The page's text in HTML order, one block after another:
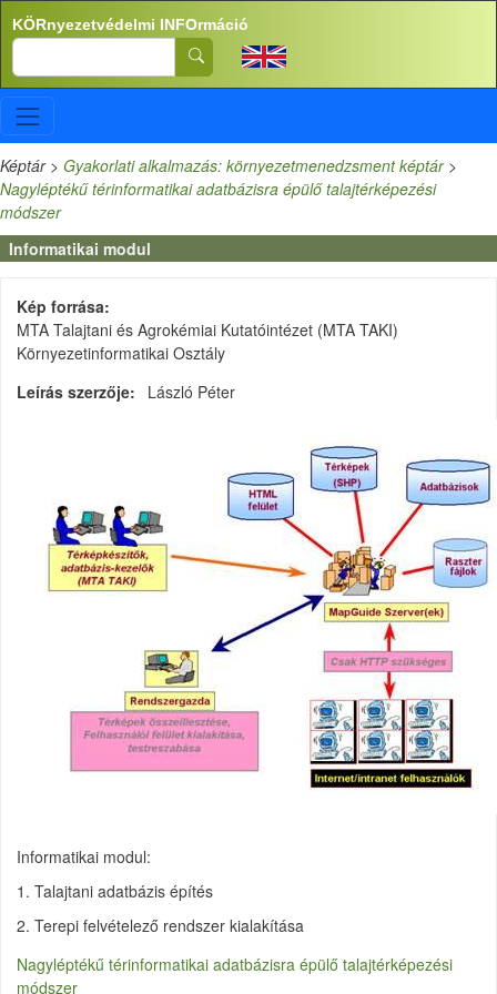
Ugrás a tartalomra
KÖRnyezetvédelmi INFOrmáció
Search
Képtár> Gyakorlati alkalmazás: környezetmenedzsment képtár>
Nagyléptékű térinformatikai adatbázisra épülő talajtérképezési
módszer
Informatikai modul
Kép forrása
MTA Talajtani és Agrokémiai Kutatóintézet (MTA TAKI)
Környezetinformatikai Osztály
Leírás szerzője
László Péter
Informatikai modul:
1. Talajtani adatbázis építés
2. Terepi felvételező rendszer kialakítása
Nagyléptékű térinformatikai adatbázisra épülő talajtérképezési
módszer